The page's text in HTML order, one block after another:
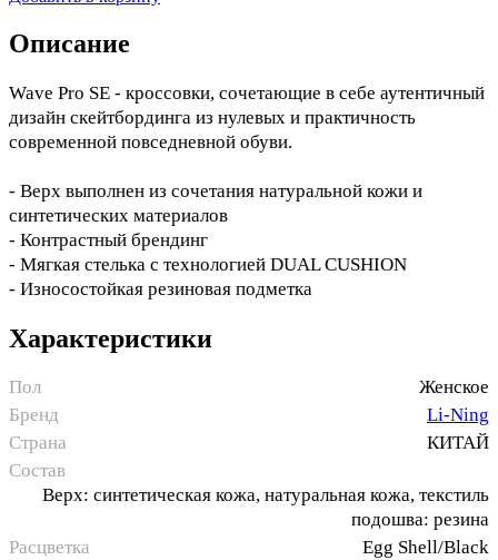
Описание
Wave Pro SE - кроссовки, сочетающие в себе аутентичный
дизайн скейтбординга из нулевых и практичность
современной повседневной обуви.
- Верх выполнен из сочетания натуральной кожи и
синтетических материалов
- Контрастный брендинг
- Мягкая стелька с технологией DUAL CUSHION
- Износостойкая резиновая подметка
Характеристики
Пол
Женское
Бренд
Li-Ning
Страна
КИТАЙ
Состав
Верх: синтетическая кожа, натуральная кожа, текстиль
подошва: резина
Расцветка
Egg Shell/Black